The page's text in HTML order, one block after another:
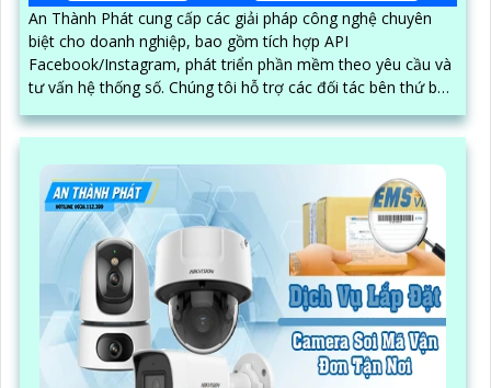
An Thành Phát cung cấp các giải pháp công nghệ chuyên
biệt cho doanh nghiệp, bao gồm tích hợp API
Facebook/Instagram, phát triển phần mềm theo yêu cầu và
tư vấn hệ thống số. Chúng tôi hỗ trợ các đối tác bên thứ ba
xây dựng, vận hành và mở rộng hệ thống trên nền tảng
mạng xã hội, giúp tối ưu hóa quy trình kinh doanh và kết nối